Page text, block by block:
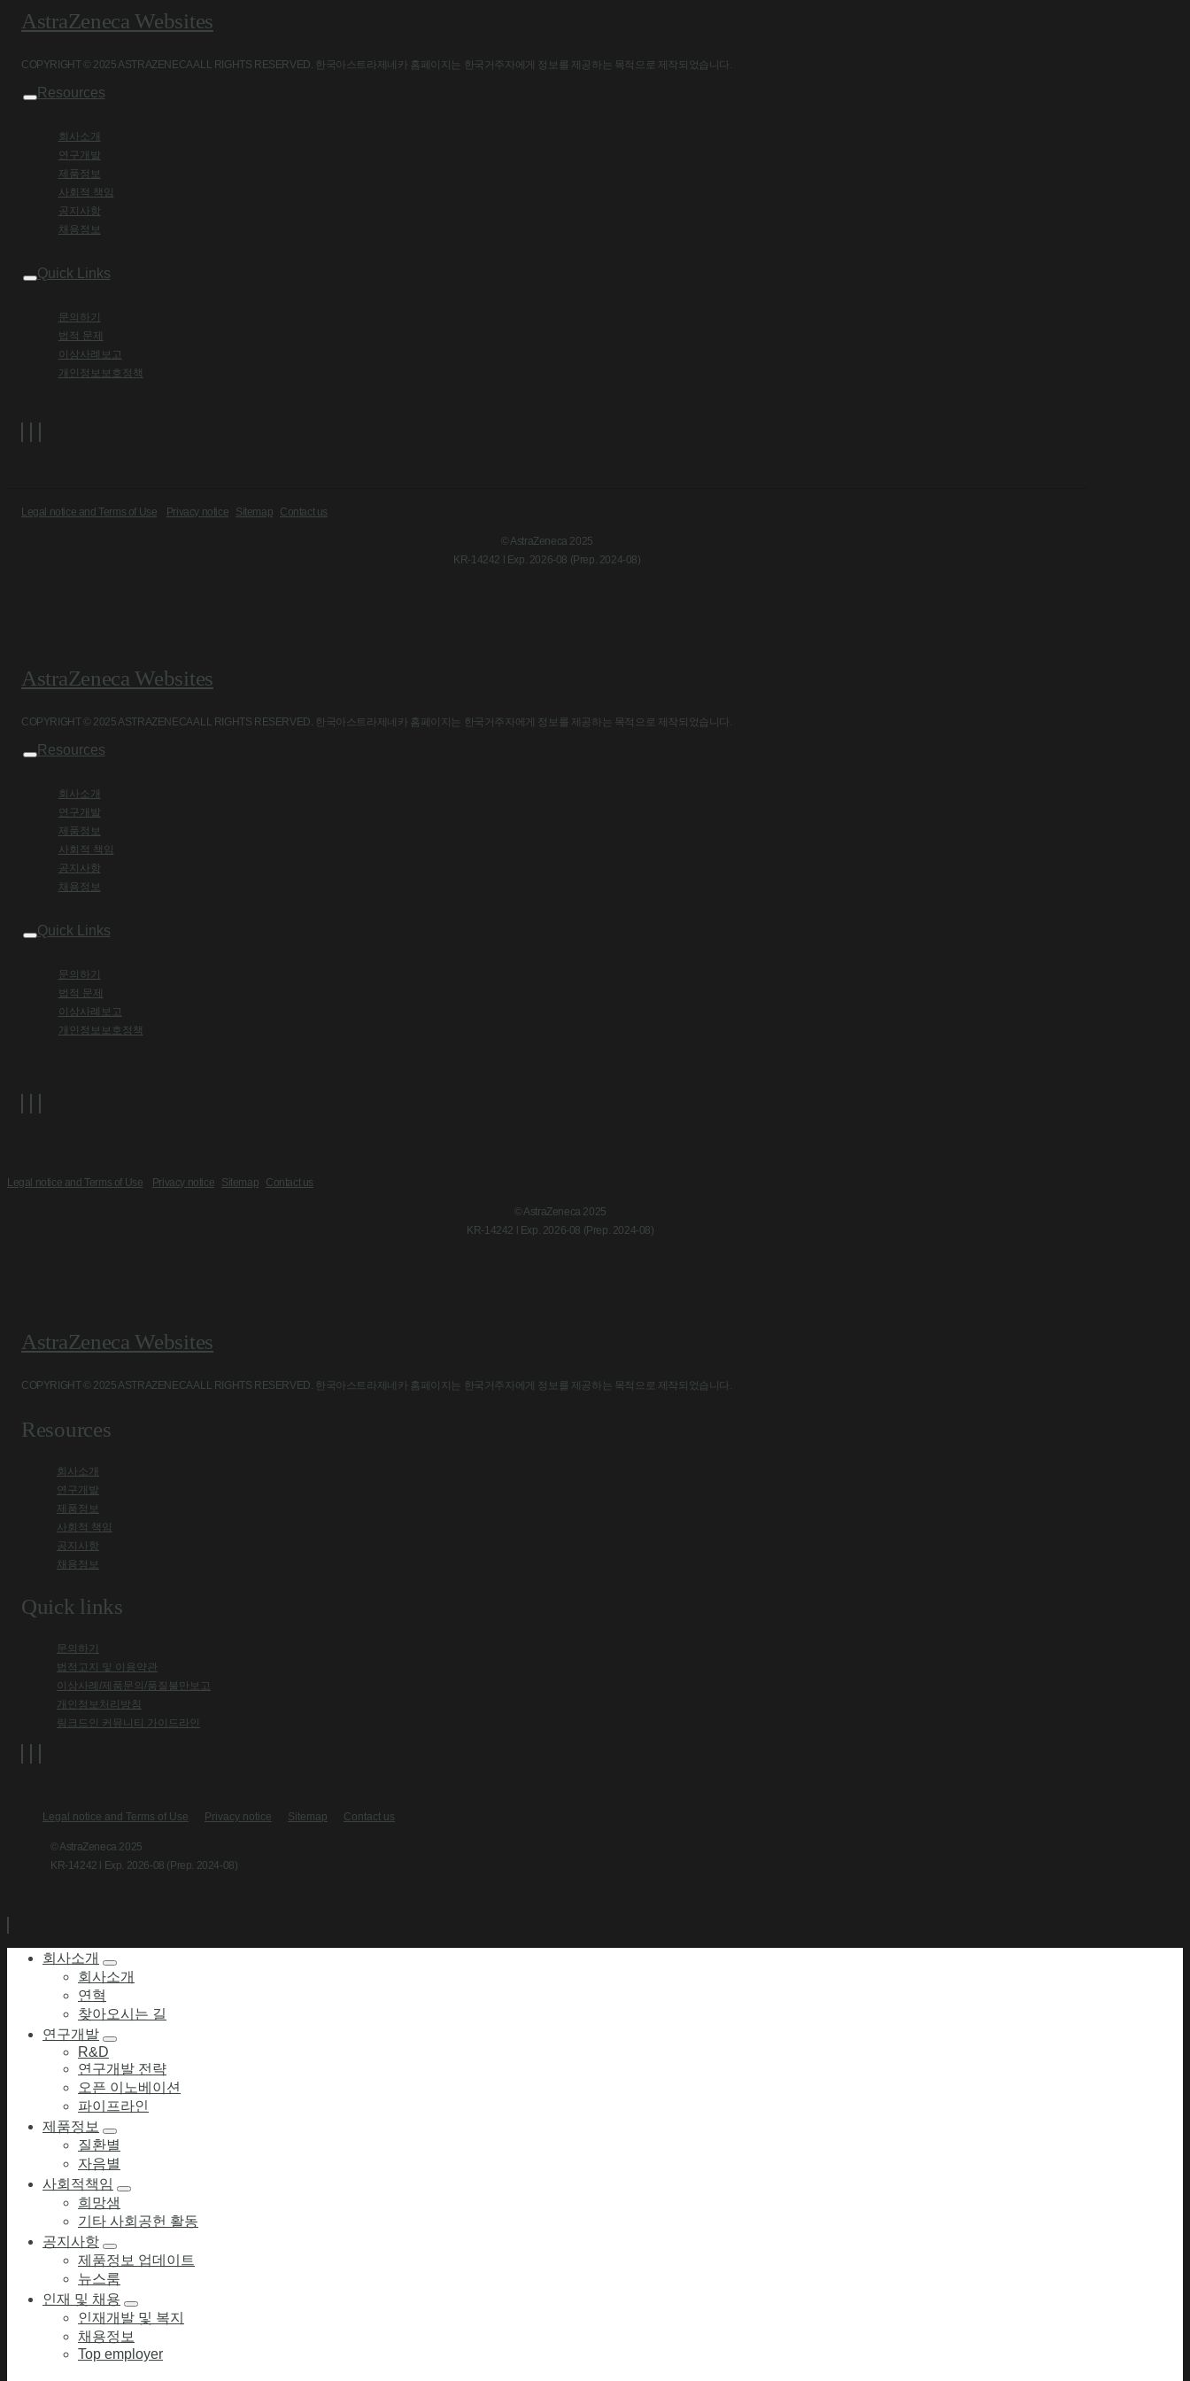
AstraZeneca Websites
COPYRIGHT © 2025 ASTRAZENECA ALL RIGHTS RESERVED. 한국아스트라제네카 홈페이지는 한국거주자에게 정보를 제공하는 목적으로 제작되었습니다.
Resources
회사소개
연구개발
제품정보
사회적 책임
공지사항
채용정보
Quick Links
문의하기
법적 문제
이상사례보고
개인정보보호정책
Legal notice and Terms of Use Privacy notice Sitemap Contact us
© AstraZeneca 2025
KR-14242 l Exp. 2026-08 (Prep. 2024-08)
AstraZeneca Websites
COPYRIGHT © 2025 ASTRAZENECA ALL RIGHTS RESERVED. 한국아스트라제네카 홈페이지는 한국거주자에게 정보를 제공하는 목적으로 제작되었습니다.
Resources
회사소개
연구개발
제품정보
사회적 책임
공지사항
채용정보
Quick Links
문의하기
법적 문제
이상사례보고
개인정보보호정책
Legal notice and Terms of Use Privacy notice Sitemap Contact us
© AstraZeneca 2025
KR-14242 l Exp. 2026-08 (Prep. 2024-08)
AstraZeneca Websites
COPYRIGHT © 2025 ASTRAZENECA ALL RIGHTS RESERVED. 한국아스트라제네카 홈페이지는 한국거주자에게 정보를 제공하는 목적으로 제작되었습니다.
Resources
회사소개
연구개발
제품정보
사회적 책임
공지사항
채용정보
Quick links
문의하기
법적고지 및 이용약관
이상사례/제품문의/품질불만보고
개인정보처리방침
링크드인 커뮤니티 가이드라인
Legal notice and Terms of Use Privacy notice Sitemap Contact us
© AstraZeneca 2025
KR-14242 l Exp. 2026-08 (Prep. 2024-08)
회사소개
회사소개
연혁
찾아오시는 길
연구개발
R&D
연구개발 전략
오픈 이노베이션
파이프라인
제품정보
질환별
자음별
사회적책임
희망샘
기타 사회공헌 활동
공지사항
제품정보 업데이트
뉴스룸
인재 및 채용
인재개발 및 복지
채용정보
Top employer